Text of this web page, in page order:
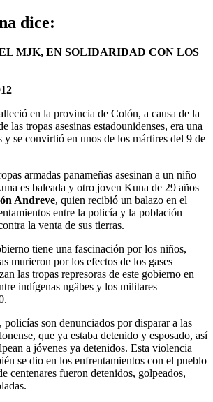
dice:
MJK, EN SOLIDARIDAD CON LOS
en la provincia de Colón, a causa de la
las tropas asesinas estadounidenses, era una
y se convirtió en unos de los mártires del 9 de
armadas panameñas asesinan a un niño
es baleada y otro joven Kuna de 29 años
Andreve, quien recibió un balazo en el
entre la policía y la población
la venta de sus tierras.
tiene una fascinación por los niños,
murieron por los efectos de los gases
las tropas represoras de este gobierno en
indígenas ngäbes y los militares
son denunciados por disparar a las
que ya estaba detenido y esposado, así
a jóvenes ya detenidos. Esta violencia
se dio en los enfrentamientos con el pueblo
centenares fueron detenidos, golpeados,